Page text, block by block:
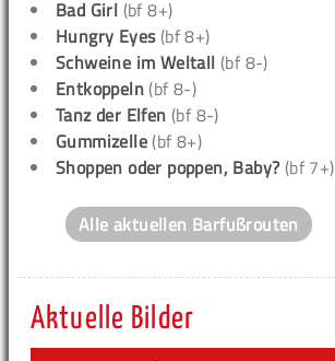
Bad Girl (bf 8+)
Hungry Eyes(bf 8+)
Schweine im Weltall (bf 8-)
Entkoppeln (bf 8-)
Tanz der Elfen (bf 8-)
Gummizelle (bf 8+)
Shoppen oder poppen, Baby? (bf 7+)
Alle aktuellen Barfußrouten
Aktuelle Bilder